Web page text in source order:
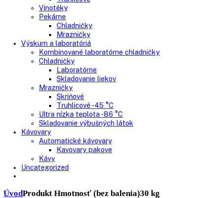
Truhlicové mrazničky
Chladnie nápojov
Skriňové
Truhlicové
Vinotéky
Pekárne
Chladničky
Mrazničky
Výskum a laboratóriá
Kombinované laboratórne chladničky
Chladničky
Laboratórne
Mrazničky
Truhlicové -45 °C